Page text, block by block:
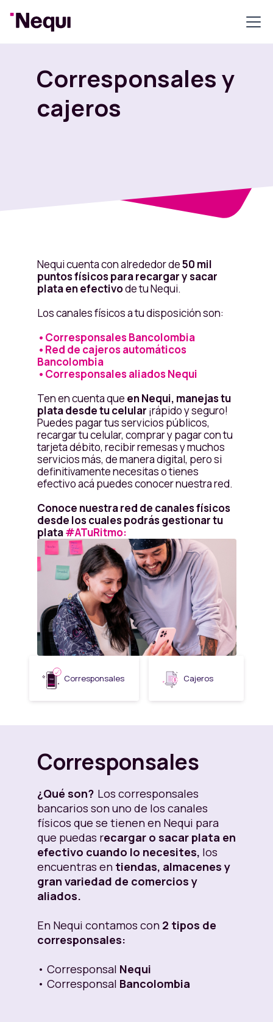
Corresponsales y
cajeros
Nequi cuenta con alrededor de50 mil
puntos físicos para recargar y sacar
plata en efectivode tu Nequi.
Los canales físicos a tu disposición son:
•Corresponsales Bancolombia
•Red de cajeros automáticos
Bancolombia
•Corresponsales aliados Nequi
Ten en cuenta que en Nequi, manejas tu
plata desde tu celular ¡rápido y seguro!
Puedes pagar tus servicios públicos,
recargar tu celular, comprar y pagar con tu
tarjeta débito, recibir remesas y muchos
servicios más, de manera digital, pero si
definitivamente necesitas o tienes
efectivo acá puedes conocer nuestra red.
Conoce nuestra red de canales físicos
desde los cuales podrás gestionar tu
plata#ATuRitmo:
Corresponsales Cajeros
Corresponsales
¿Qué son?Los corresponsales
bancarios son uno de los canales
físicos que se tienen en Nequi para
que puedas recargar o sacar plata en
efectivo cuando lo necesites, los
encuentras en tiendas, almacenes y
gran variedad de comercios y
aliados.
En Nequi contamos con 2 tipos de
corresponsales:
• Corresponsal Nequi
• Corresponsal Bancolombia